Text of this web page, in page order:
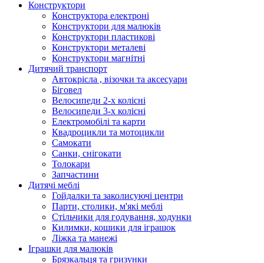
Конструктори
Конструктора електроні
Конструктори для малюків
Конструктори пластикові
Конструктори металеві
Конструктори магнітні
Дитячий транспорт
Автокрісла , візочки та аксесуари
Біговел
Велосипеди 2-х колісні
Велосипеди 3-х колісні
Електромобілі та карти
Квадроцикли та мотоцикли
Самокати
Санки, снігокати
Толокари
Запчастини
Дитячі меблі
Гойдалки та заколисуючі центри
Парти, столики, м'які меблі
Стільчики для годування, ходунки
Килимки, кошики для іграшок
Ліжка та манежі
Іграшки для малюків
Брязкальця та гризунки